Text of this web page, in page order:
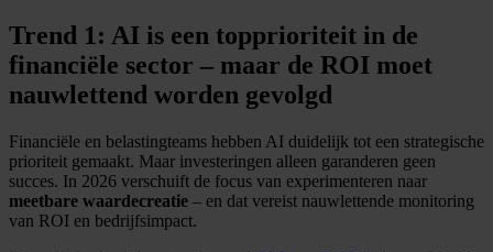
Trend 1: AI is een topprioriteit in de
financiële sector – maar de ROI moet
nauwlettend worden gevolgd
Financiële en belastingteams hebben AI duidelijk tot een strategische
prioriteit gemaakt. Maar investeringen alleen garanderen geen
succes. In 2026 verschuift de focus van experimenteren naar
meetbare waardecreatie – en dat vereist nauwlettende monitoring
van ROI en bedrijfsimpact.